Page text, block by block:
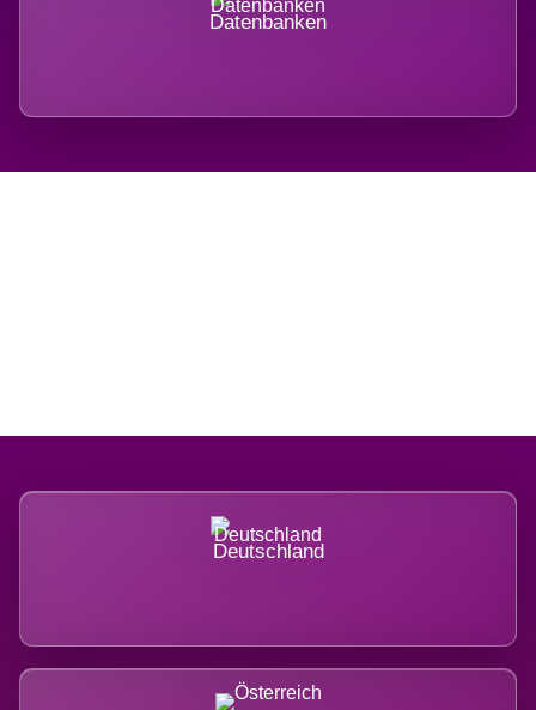
Datenbanken
Deutschland